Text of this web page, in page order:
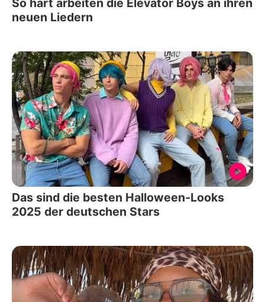
neuen Liedern
Das sind die besten Halloween-Looks
2025 der deutschen Stars